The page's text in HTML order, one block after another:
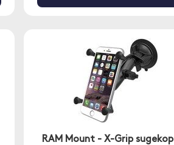
RAM Mount - X-Grip sugekop